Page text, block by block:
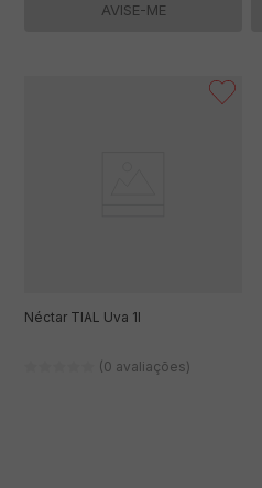
AVISE-ME
Néctar TIAL Uva 1l
(0 avaliações)